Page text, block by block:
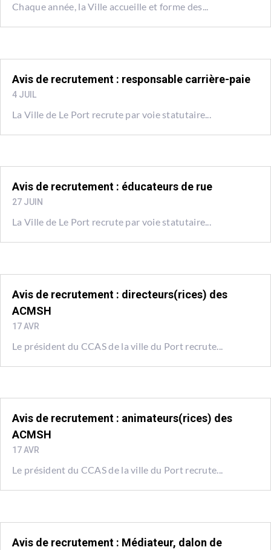
Chaque année, la Ville accueille et forme des...
Avis de recrutement : responsable carrière-paie
4 JUIL
La Ville de Le Port recrute par voie statutaire...
Avis de recrutement : éducateurs de rue
27 JUIN
La Ville de Le Port recrute par voie statutaire...
Avis de recrutement : directeurs(rices) des
ACMSH
17 AVR
Le président du CCAS de la ville du Port recrute...
Avis de recrutement : animateurs(rices) des
ACMSH
17 AVR
Le président du CCAS de la ville du Port recrute...
Avis de recrutement : Médiateur, dalon de